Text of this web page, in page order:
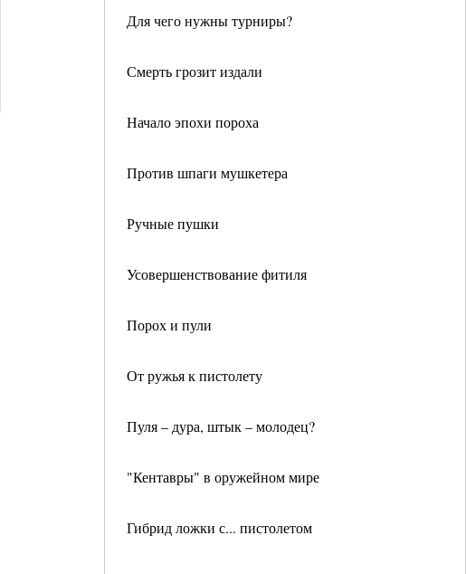
Для чего нужны турниры?
Смерть грозит издали
Начало эпохи пороха
Против шпаги мушкетера
Ручные пушки
Усовершенствование фитиля
Порох и пули
От ружья к пистолету
Пуля – дура, штык – молодец?
"Кентавры" в оружейном мире
Гибрид ложки с... пистолетом